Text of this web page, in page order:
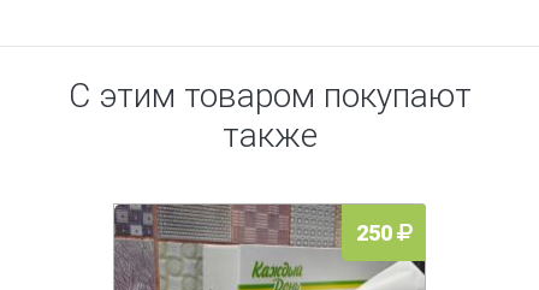
С этим товаром покупают
также
250